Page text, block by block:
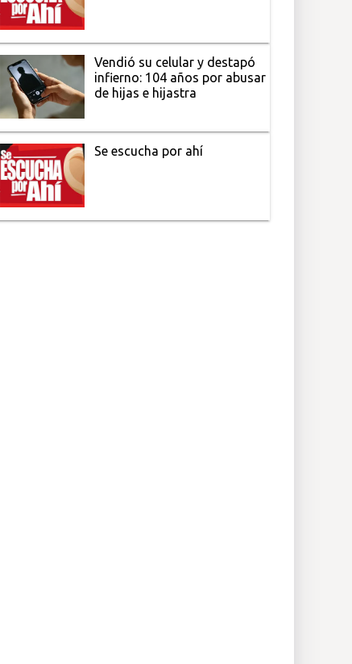
Vendió su celular y destapó
infierno: 104 años por abusar
de hijas e hijastra
Se escucha por ahí